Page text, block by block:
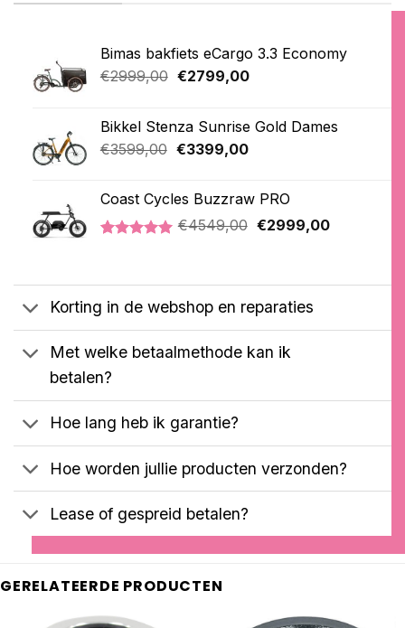
Bimas bakfiets eCargo 3.3 Economy
€2999,00 Oorspronkelijke
€2999,00.
€2799,00Huidige
€2799,00.
Bikkel Stenza Sunrise Gold Dames
€3599,00 Oorspronkelijke
€3599,00.
€3399,00Huidige
€3399,00.
Coast Cycles Buzzraw PRO
klantbeoordeling
€4549,00 Oorspronkelijke
€2999,00Huidige
Korting in de webshop en reparaties
Met welke betaalmethode kan ik
betalen?
Hoe lang heb ik garantie?
Hoe worden jullie producten verzonden?
Lease of gespreid betalen?
GERELATEERDE PRODUCTEN